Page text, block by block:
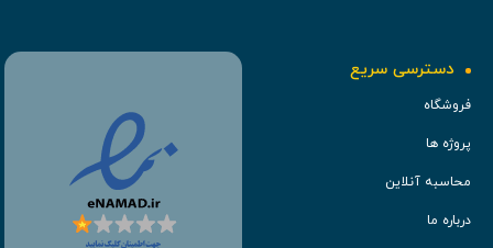
دسترسی سریع
فروشگاه
پروژه ها
محاسبه آنلاین
درباره ما